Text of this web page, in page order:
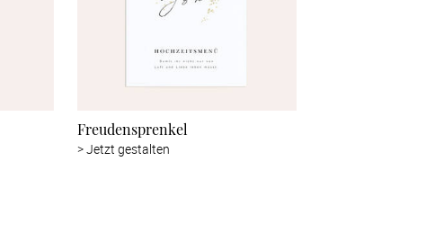
Freudensprenkel
>Jetzt gestalten